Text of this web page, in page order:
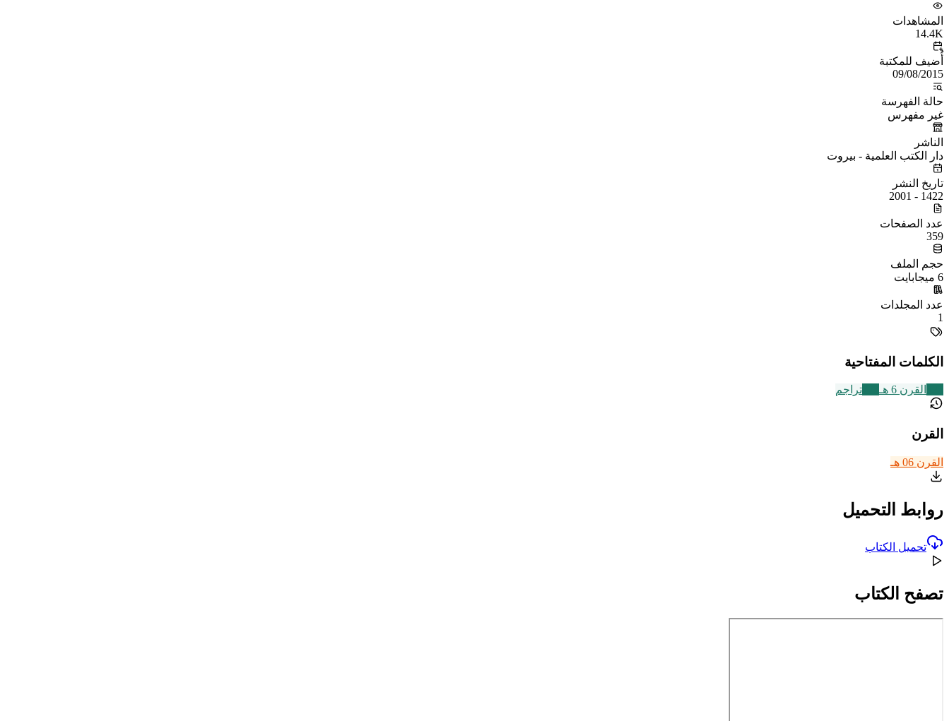
المشاهدات
14.4K
أُضيف للمكتبة
09/08/2015
حالة الفهرسة
غير مفهرس
الناشر
دار الكتب العلمية - بيروت
تاريخ النشر
1422 - 2001
عدد الصفحات
359
حجم الملف
6 ميجابايت
عدد المجلدات
1
الكلمات المفتاحية
القرن 6 هـ تراجم
القرن
القرن 06 هـ
روابط التحميل
تحميل الكتاب
تصفح الكتاب